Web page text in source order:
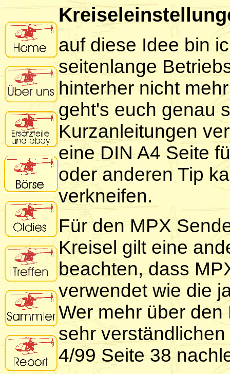
auf diese Idee bin
seitenlange
hinterher nicht
geht's euch genau
Kurzanleitungen
eine DIN A4 Seite
oder anderen Tip
verkneifen.
Für den MPX
Kreisel gilt eine
beachten, dass
verwendet wie die
Wer mehr über
sehr
4/99 Seite 38